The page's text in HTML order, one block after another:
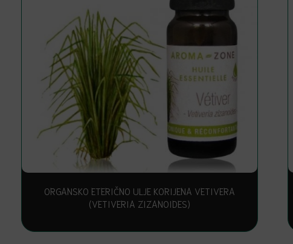
ORGANSKO ETERIČNO ULJE KORIJENA VETIVERA
(VETIVERIA ZIZANOIDES)